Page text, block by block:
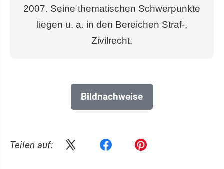
2007. Seine thematischen Schwerpunkte
liegen u. a. in den Bereichen Straf-,
Zivilrecht.
Bildnachweise
Teilen auf: